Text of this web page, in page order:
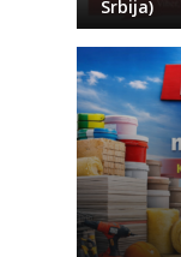
Srbija)